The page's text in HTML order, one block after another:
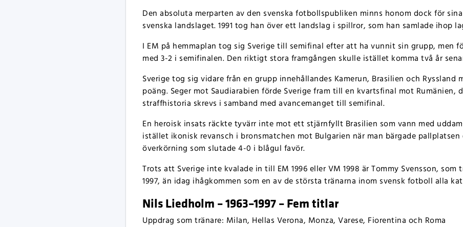
Den absoluta merparten av den svenska fotbollspubliken minns honom dock för
svenska landslaget. 1991 tog han över ett landslag i spillror, som han samlade ihop
I EM på hemmaplan tog sig Sverige till semifinal efter att ha vunnit sin grupp, men
med 3-2 i semifinalen. Den riktigt stora framgången skulle istället komma två år
Sverige tog sig vidare från en grupp innehållandes Kamerun, Brasilien och Ryssland
poäng. Seger mot Saudiarabien förde Sverige fram till en kvartsfinal mot Rumänien,
straffhistoria skrevs i samband med avancemanget till semifinal.
En heroisk insats räckte tyvärr inte mot ett stjärnfyllt Brasilien som vann med
istället ikonisk revansch i bronsmatchen mot Bulgarien när man bärgade
överkörning som slutade 4-0 i blågul favör.
Trots att Sverige inte kvalade in till EM 1996 eller VM 1998 är Tommy Svensson,
1997, än idag ihågkommen som en av de största tränarna inom svensk fotboll alla
Nils Liedholm – 1963–1997 – Fem titlar
Uppdrag som tränare: Milan, Hellas Verona, Monza, Varese, Fiorentina och Roma